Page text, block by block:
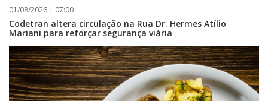
01/08/2026 | 07:00
Codetran altera circulação na Rua Dr. Hermes Atílio
Mariani para reforçar segurança viária